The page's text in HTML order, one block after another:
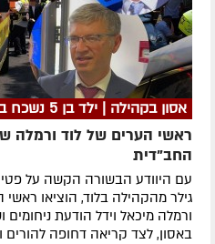
אסון בקהילה | ילד בן 5 נשכח ברכב
ראשי הערים של לוד ורמלה
החב"דית
עם היוודע הבשורה הקשה על
גילר מהקהילה בלוד, הוציאו ראשי
ורמלה מיכאל וידל הודעת
באסון, לצד קריאה דחופה להורים